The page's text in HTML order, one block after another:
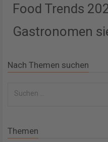
Food Trends
Gastronomen
Nach Themen suchen
h
Themen